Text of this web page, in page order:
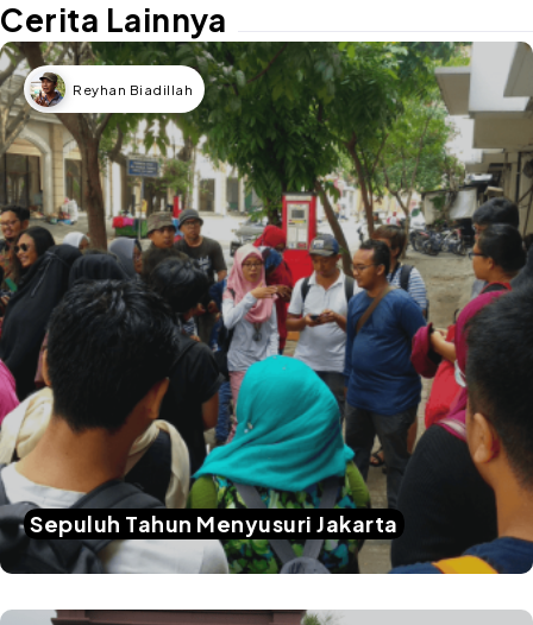
Cerita Lainnya
Reyhan Biadillah
Sepuluh Tahun Menyusuri Jakarta